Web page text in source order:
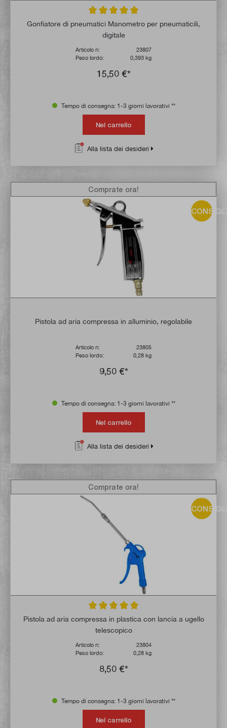
Valutazione media di 5 su 5 stelle
Gonfiatore di pneumatici Manometro per pneumaticili,
digitale
Articolo n:
23807
Peso lordo:
0,393 kg
15,50 €*
Tempo di consegna: 1-3 giorni lavorativi **
Nel carrello
Alla lista dei desideri
Pistola ad aria compressa in alluminio, regolabile
Articolo n:
23805
Peso lordo:
0,28 kg
9,50 €*
Comprate ora!
Tempo di consegna: 1-3 giorni lavorativi **
Nel carrello
Alla lista dei desideri
Valutazione media di 5 su 5 stelle
Pistola ad aria compressa in plastica con lancia a ugello
telescopico
Articolo n:
23804
Peso lordo:
0,28 kg
8,50 €*
Comprate ora!
Tempo di consegna: 1-3 giorni lavorativi **
Nel carrello